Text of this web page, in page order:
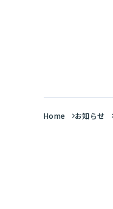
Home お知らせ